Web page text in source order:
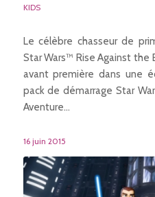
KIDS
Le célèbre chasseur de
Star Wars™ Rise Against
avant première dans une
pack de démarrage Star
Aventure…
16 juin 2015